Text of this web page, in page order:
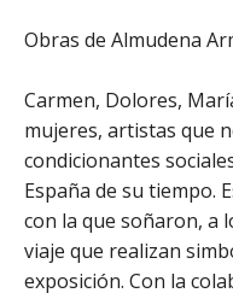
Obras de Almudena
Carmen, Dolores,
mujeres, artistas que
condicionantes
España de su tiempo.
con la que soñaron, a
viaje que realizan
exposición. Con la